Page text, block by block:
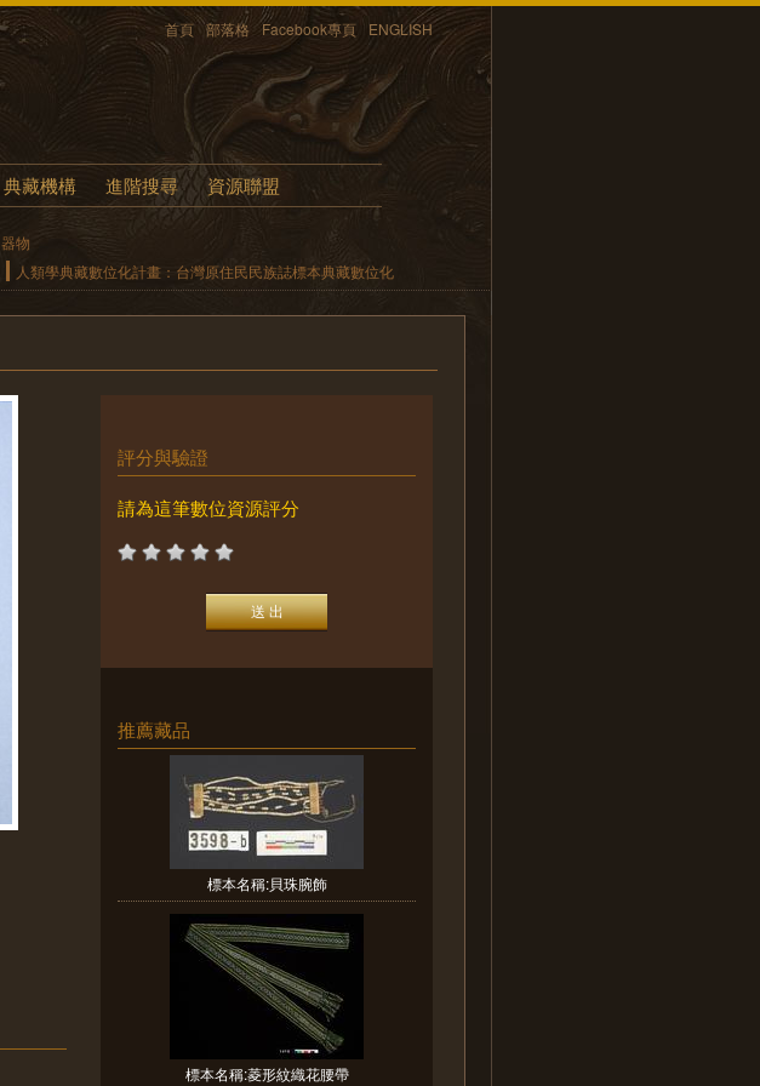
首頁 部落格 Facebook專頁 ENGLISH
典藏機構 進階搜尋 資源聯盟
器物
人類學典藏數位化計畫：台灣原住民民族誌標本典藏數位化
評分與驗證
請為這筆數位資源評分
推薦藏品
標本名稱:貝珠腕飾
標本名稱:菱形紋織花腰帶